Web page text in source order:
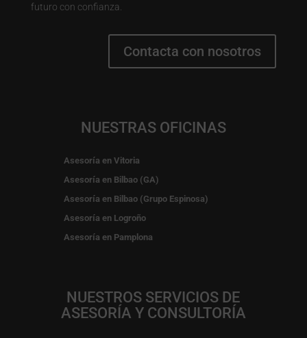
futuro con confianza.
Contacta con nosotros
NUESTRAS OFICINAS
Asesoría en Vitoria
Asesoría en Bilbao (GA)
Asesoría en Bilbao (Grupo Espinosa)
Asesoría en Logroño
Asesoría en Pamplona
NUESTROS SERVICIOS DE
ASESORÍA Y CONSULTORÍA